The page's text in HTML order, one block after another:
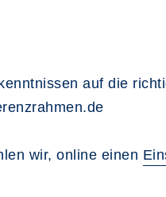
auf die
wir, online einen